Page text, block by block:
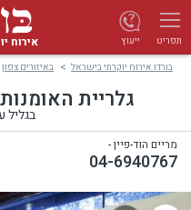
תפריט אירוח ייעוץ
בורדו אירוח יוקרתי בישראל באיזורים צפון
גלריית
בגליל
04-6940767
מריים הוד-פיין -